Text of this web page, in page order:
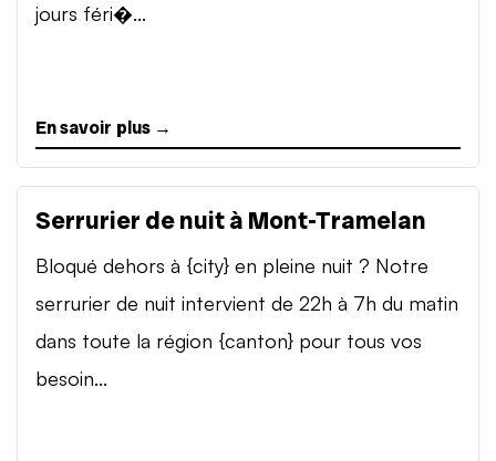
jours féri�...
En savoir plus →
Serrurier de nuit à Mont-Tramelan
Bloqué dehors à {city} en pleine nuit ? Notre
serrurier de nuit intervient de 22h à 7h du matin
dans toute la région {canton} pour tous vos
besoin...